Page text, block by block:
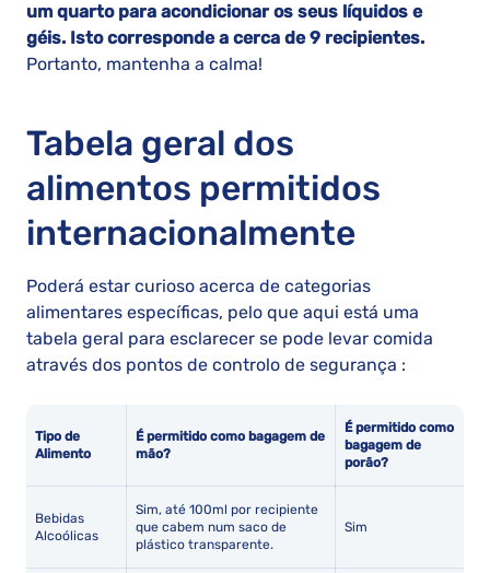
um quarto para acondicionar os seus líquidos e
géis. Isto corresponde a cerca de 9 recipientes.
Portanto, mantenha a calma!
Tabela geral dos
alimentos permitidos
internacionalmente
Poderá estar curioso acerca de categorias
alimentares específicas, pelo que aqui está uma
tabela geral para esclarecer se pode levar comida
através dos pontos de controlo de segurança :
Tipo de
Alimento
É permitido como bagagem de
mão?
É permitido como
bagagem de
porão?
Bebidas
Alcoólicas
Sim, até 100ml por recipiente
que cabem num saco de
plástico transparente.
Sim